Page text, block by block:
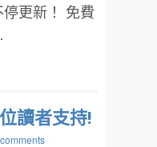
更新！ 免費
讀者支持!